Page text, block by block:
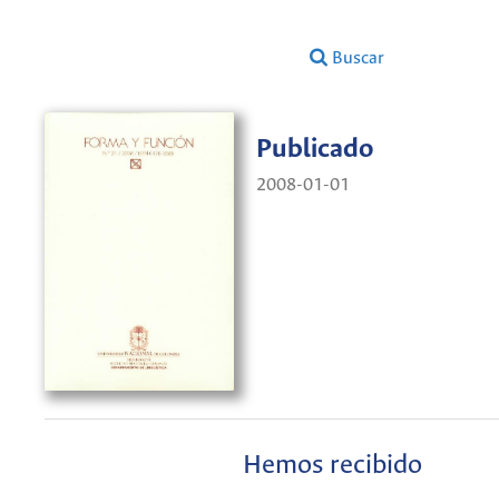
Buscar
Publicado
2008-01-01
Hemos recibido